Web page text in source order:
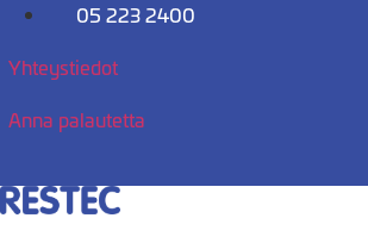
Mene
05 223 2400
Yhteystiedot
Anna palautetta